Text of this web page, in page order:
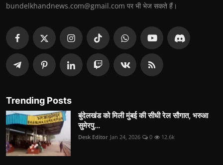
bundelkhandnews.com@gmail.com पर भी भेज सकते हैं।
Trending Posts
बुंदेलखंड को मिली मुंबई की सीधी रेल सौगात, भरुआ
सुमेरपु...
Desk Editor Jan 24, 2026 0 12.6k